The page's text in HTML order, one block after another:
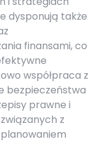
dysponują także
finansami, co
współpraca z
bezpieczeństwa
prawne i
z